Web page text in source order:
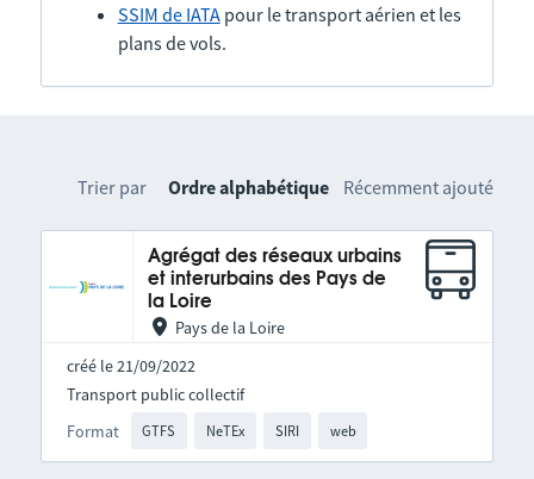
SSIM de IATApour le transport aérien et les
plans de vols.
Trier par Ordre alphabétique Récemment ajouté
Agrégat des réseaux urbains
et interurbains des Pays de
la Loire
Pays de la Loire
créé le 21/09/2022
Format GTFS NeTEx SIRI web
Transport public collectif